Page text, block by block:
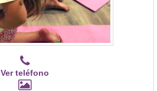
Ver teléfono